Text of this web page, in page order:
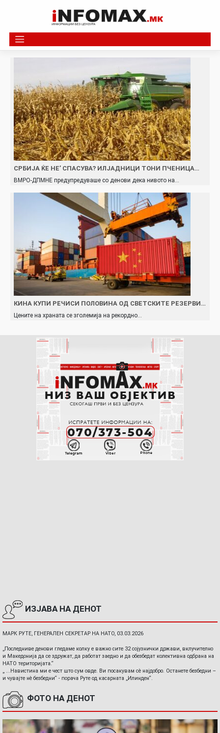
СРБИЈА ЌЕ НЕ’ СПАСУВА? ИЛЈАДНИЦИ ТОНИ ПЧЕНИЦА…
ВМРО-ДПМНЕ предупредуваше со денови дека нивото на…
КИНА КУПИ РЕЧИСИ ПОЛОВИНА ОД СВЕТСКИТЕ РЕЗЕРВИ…
Цените на храната се зголемија на рекордно…
ИЗЈАВА НА ДЕНОТ
МАРК РУТЕ, ГЕНЕРАЛЕН СЕКРЕТАР НА НАТО, 03.03.2026
„Последниве денови гледаме колку е важно сите 32 сојузнички држави, вклучително
и Македонија да се здружат, да работат заедно и да обезбедат колективна одбрана на
НАТО територијата.“
„ ...Навистина ми е чест што сум овде. Ви посакувам сè најдобро. Останете безбедни –
и чувајте нè безбедни“ - порача Руте од касарната „Илинден“.
ФОТО НА ДЕНОТ